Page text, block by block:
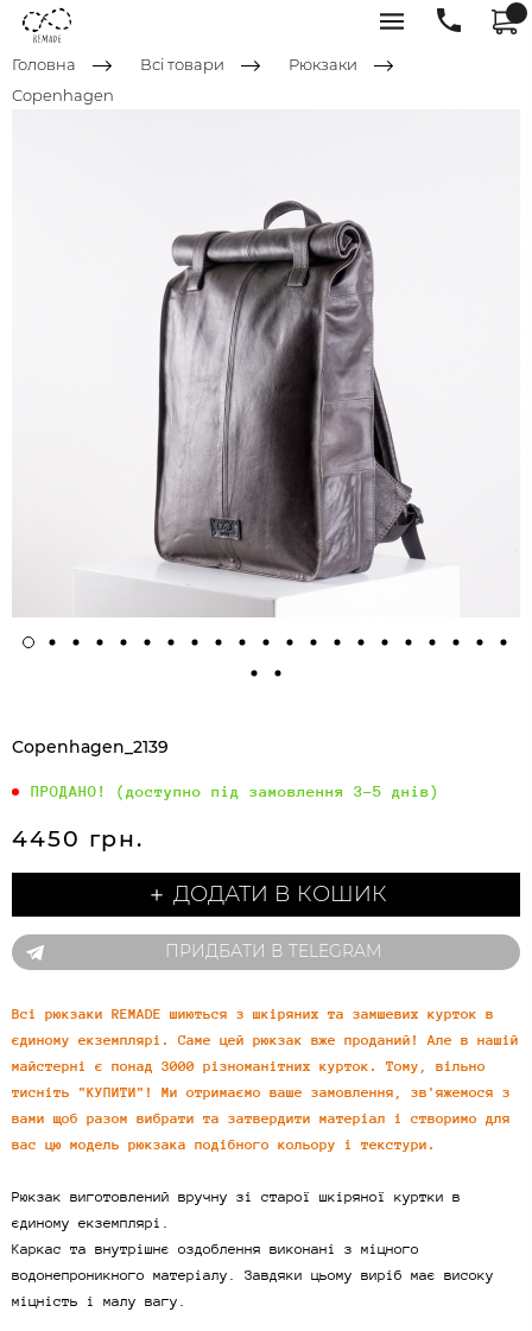
Головна Всі товари
Рюкзаки
Copenhagen
Copenhagen_2139
ПРОДАНО! (доступно під замовлення 3-5 днів)
4450 грн.
＋ ДОДАТИ В КОШИК
ПРИДБАТИ В TELEGRAM
Всі рюкзаки REMADE шиються з шкіряних та замшевих курток в
єдиному екземплярі. Саме цей рюкзак вже проданий! Але в нашій
майстерні є понад 3000 різноманітних курток. Тому, вільно
тисніть "КУПИТИ"! Ми отримаємо ваше замовлення, зв'яжемося з
вами щоб разом вибрати та затвердити матеріал і створимо для
вас цю модель рюкзака подібного кольору і текстури.
Рюкзак виготовлений вручну зі старої шкіряної куртки в
єдиному екземплярі.
Каркас та внутрішнє оздоблення виконані з міцного
водонепроникного матеріалу. Завдяки цьому виріб має високу
міцність і малу вагу.